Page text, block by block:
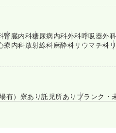
腎臓内科糖尿病内科外科呼吸器外
療内科放射線科麻酔科リウマチ科
有） 寮あり託児所あり ブランク・